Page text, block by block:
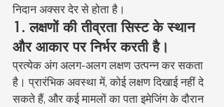
निदान अक्सर देर से होता है।
1. लक्षणों की तीव्रता सिस्ट के स्थान
और आकार पर निर्भर करती है।
प्रत्येक अंग अलग-अलग लक्षण उत्पन्न कर सकता
है। प्रारंभिक अवस्था में, कोई लक्षण दिखाई नहीं दे
सकते हैं, और कई मामलों का पता इमेजिंग के दौरान